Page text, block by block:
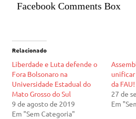
Facebook Comments Box
Relacionado
Liberdade e Luta defende o
Fora Bolsonaro na
Universidade Estadual do
Mato Grosso do Sul
9 de agosto de 2019
Em "Sem Categoria"
unificar
da FAU!
27 de
Em